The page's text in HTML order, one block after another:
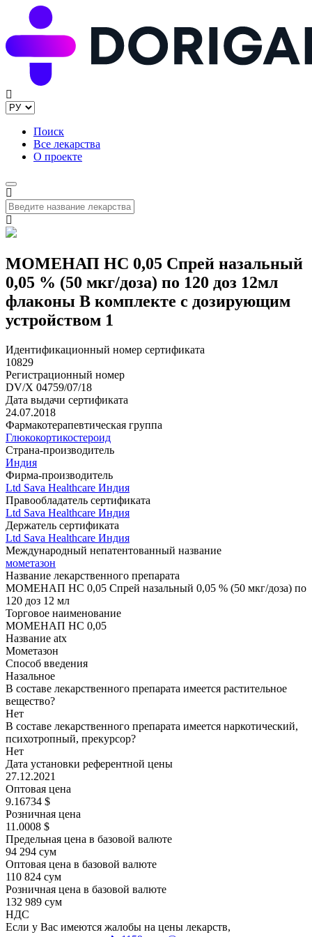
Поиск
Все лекарства
О проекте
МОМЕНАП НС 0,05 Спрей назальный
0,05 % (50 мкг/доза) по 120 доз 12мл
флаконы В комплекте с дозирующим
устройством 1
Идентификационный номер сертификата
10829
Регистрационный номер
DV/X 04759/07/18
Дата выдачи сертификата
24.07.2018
Фармакотерапевтическая группа
Глюкокортикостероид
Страна-производитель
Индия
Фирма-производитель
Ltd Sava Healthcare Индия
Правообладатель сертификата
Ltd Sava Healthcare Индия
Держатель сертификата
Ltd Sava Healthcare Индия
Международный непатентованный название
мометазон
Название лекарственного препарата
МОМЕНАП НС 0,05 Спрей назальный 0,05 % (50 мкг/доза) по
120 доз 12 мл
Торговое наименование
МОМЕНАП НС 0,05
Название atx
Мометазон
Способ введения
Назальное
В составе лекарственного препарата имеется растительное
вещество?
Нет
В составе лекарственного препарата имеется наркотический,
психотропный, прекурсор?
Нет
Дата установки референтной цены
27.12.2021
Оптовая цена
9.16734 $
Розничная цена
11.0008 $
Предельная цена в базовой валюте
94 294 сум
Оптовая цена в базовой валюте
110 824 сум
Розничная цена в базовой валюте
132 989 сум
НДС
Если у Вас имеются жалобы на цены лекарств,